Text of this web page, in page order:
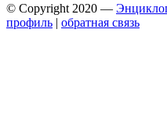
© Copyright 2020 —
профиль | обратная связь